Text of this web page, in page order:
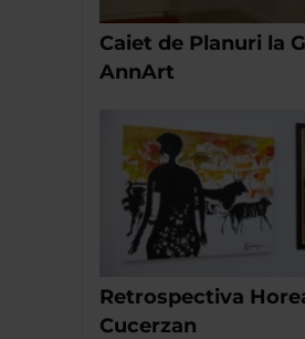
Caiet de Planuri la
AnnArt
Retrospectiva
Cucerzan